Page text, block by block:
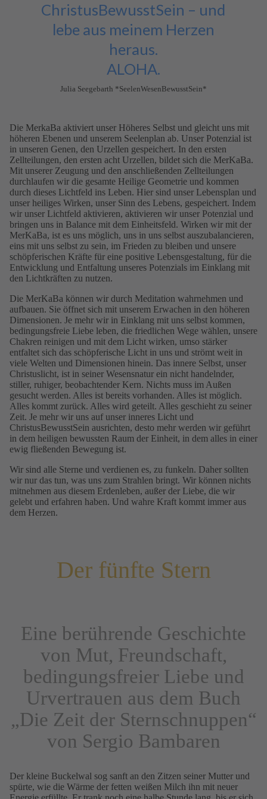
ChristusBewusstSein – und
lebe aus meinem Herzen
heraus.
ALOHA.
Julia Seegebarth *SeelenWesenBewusstSein*
Die MerkaBa aktiviert unser Höheres Selbst und gleicht uns mit
höheren Ebenen und unserem Seelenplan ab. Unser Potenzial ist
in unseren Genen, den Urzellen gespeichert. In den ersten
Zellteilungen, den ersten acht Urzellen, bildet sich die MerKaBa.
Mit unserer Zeugung und den anschließenden Zellteilungen
durchlaufen wir die gesamte Heilige Geometrie und kommen
durch dieses Lichtfeld ins Leben. Hier sind unser Lebensplan und
unser heiliges Wirken, unser Sinn des Lebens, gespeichert. Indem
wir unser Lichtfeld aktivieren, aktivieren wir unser Potenzial und
bringen uns in Balance mit dem Einheitsfeld. Wirken wir mit der
MerKaBa, ist es uns möglich, uns in uns selbst auszubalancieren,
eins mit uns selbst zu sein, im Frieden zu bleiben und unsere
schöpferischen Kräfte für eine positive Lebensgestaltung, für die
Entwicklung und Entfaltung unseres Potenzials im Einklang mit
den Lichtkräften zu nutzen.
Die MerKaBa können wir durch Meditation wahrnehmen und
aufbauen. Sie öffnet sich mit unserem Erwachen in den höheren
Dimensionen. Je mehr wir in Einklang mit uns selbst kommen,
bedingungsfreie Liebe leben, die friedlichen Wege wählen, unsere
Chakren reinigen und mit dem Licht wirken, umso stärker
entfaltet sich das schöpferische Licht in uns und strömt weit in
viele Welten und Dimensionen hinein. Das innere Selbst, unser
Christuslicht, ist in seiner Wesensnatur ein nicht handelnder,
stiller, ruhiger, beobachtender Kern. Nichts muss im Außen
gesucht werden. Alles ist bereits vorhanden. Alles ist möglich.
Alles kommt zurück. Alles wird geteilt. Alles geschieht zu seiner
Zeit. Je mehr wir uns auf unser inneres Licht und
ChristusBewusstSein ausrichten, desto mehr werden wir geführt
in dem heiligen bewussten Raum der Einheit, in dem alles in einer
ewig fließenden Bewegung ist.
Wir sind alle Sterne und verdienen es, zu funkeln. Daher sollten
wir nur das tun, was uns zum Strahlen bringt. Wir können nichts
mitnehmen aus diesem Erdenleben, außer der Liebe, die wir
gelebt und erfahren haben. Und wahre Kraft kommt immer aus
dem Herzen.
Der fünfte Stern
Eine berührende Geschichte
von Mut, Freundschaft,
bedingungsfreier Liebe und
Urvertrauen aus dem Buch
„Die Zeit der Sternschnuppen“
von Sergio Bambaren
Der kleine Buckelwal sog sanft an den Zitzen seiner Mutter und
spürte, wie die Wärme der fetten weißen Milch ihn mit neuer